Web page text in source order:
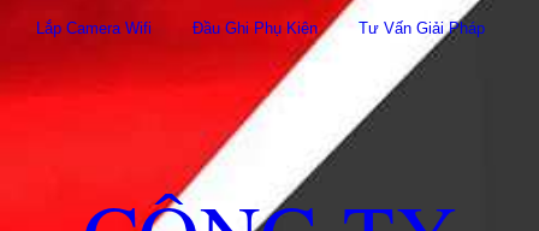
Lắp Camera Wifi Đầu Ghi Phụ Kiên Tư Vấn Giải Pháp